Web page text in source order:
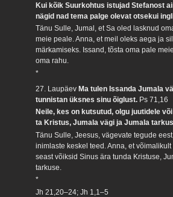
Kui kõik Suurkohtus istujad Stefanost
nägid nad tema palge olevat otsekui
Tänu Sulle, Jumal, et Sa oled lasknud
meie peale. Anna, et meil oleks aega ja
märkamiseks. Issand, tõsta oma pale
oma rahu.
*
27. Laupäev Ma tulen Issanda Jumala
tunnistan üksnes sinu õiglust. Ps 71,16
Neile, kes on kutsutud, olgu juutidele
ta Kristus, Jumala vägi ja Jumala
Tänu Sulle, Jeesus, vägevate tegude
inimlaste keskel teed. Anna, et
seast võiksid Sinus ära tunda Kristuse,
tarkuse.
*
Jh 21,20–24; Jh 1,1–5